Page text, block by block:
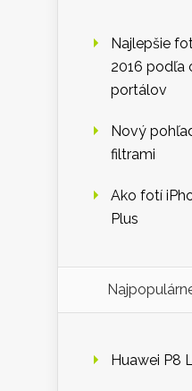
Najlepšie
2016 podľa
portálov
Nový
filtrami
Ako fotí
Plus
Huawei P8